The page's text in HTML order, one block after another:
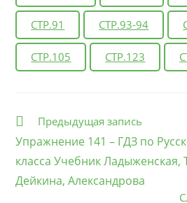
СТР.91 СТР.93-94
СТР.105 СТР.123
Еще
Предыдущая запись
Упражнение 141 – ГДЗ по
класса Учебник Ладыженская,
Дейкина, Александрова